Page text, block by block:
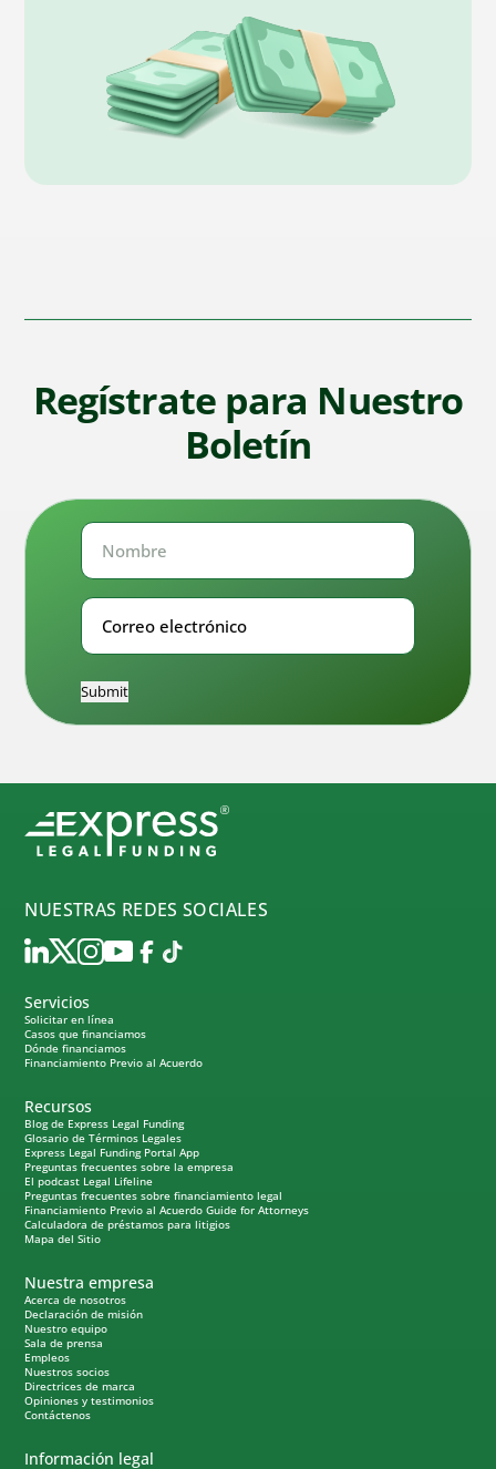
Regístrate para Nuestro
Boletín
Nombre
Correo
electrónico
Submit
NUESTRAS REDES SOCIALES
Servicios
Solicitar en línea
Casos que financiamos
Dónde financiamos
Financiamiento Previo al Acuerdo
Recursos
Blog de Express Legal Funding
Glosario de Términos Legales
Express Legal Funding Portal App
Preguntas frecuentes sobre la empresa
El podcast Legal Lifeline
Preguntas frecuentes sobre financiamiento legal
Financiamiento Previo al Acuerdo Guide for Attorneys
Calculadora de préstamos para litigios
Mapa del Sitio
Nuestra empresa
Acerca de nosotros
Declaración de misión
Nuestro equipo
Sala de prensa
Empleos
Nuestros socios
Directrices de marca
Opiniones y testimonios
Contáctenos
Información legal